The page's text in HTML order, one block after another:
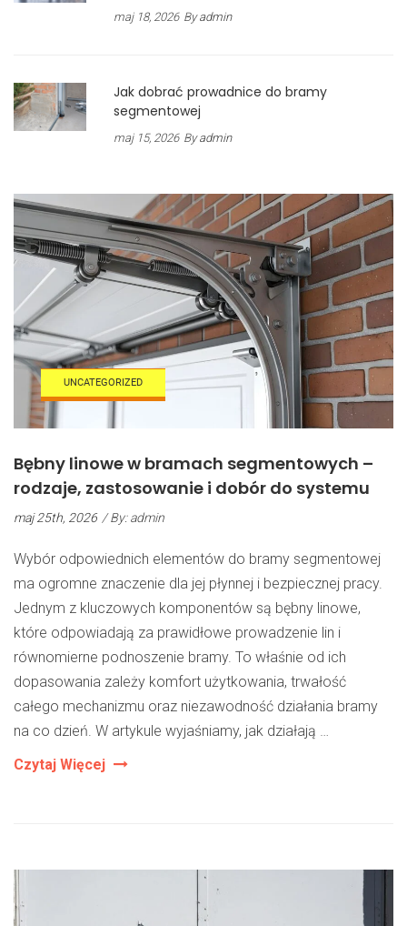
UNCATEGORIZED
Bębny linowe w bramach segmentowych –
rodzaje, zastosowanie i dobór do systemu
maj 25th, 2026 / By: admin
Wybór odpowiednich elementów do bramy segmentowej
ma ogromne znaczenie dla jej płynnej i bezpiecznej pracy.
Jednym z kluczowych komponentów są bębny linowe,
które odpowiadają za prawidłowe prowadzenie lin i
równomierne podnoszenie bramy. To właśnie od ich
dopasowania zależy komfort użytkowania, trwałość
całego mechanizmu oraz niezawodność działania bramy
na co dzień. W artykule wyjaśniamy, jak działają …
Czytaj Więcej Bębny
maj 18, 2026 Byadmin
Jak dobrać prowadnice do bramy
segmentowej
maj 15, 2026 Byadmin